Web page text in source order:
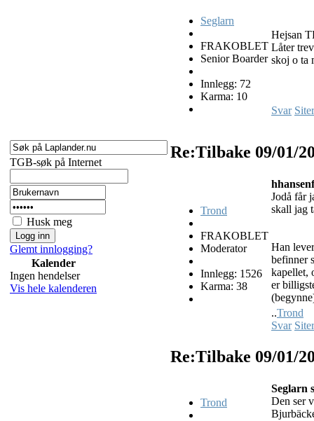
TGB-søk på Internet
Husk meg
Glemt innlogging?
Kalender
Ingen hendelser
Vis hele kalenderen
Seglarn
FRAKOBLET
Senior Boarder
Innlegg: 72
Karma: 10
Hejsan
Låter
skoj o ta
Svar Siter
Re:Tilbake 09/01/
Trond
FRAKOBLET
Moderator
Innlegg: 1526
Karma: 38
Jodå får
skall jag
Han
befinner
kapellet,
er
..Trond
Svar Siter
Re:Tilbake 09/01/
Trond
Seglarn
Den ser